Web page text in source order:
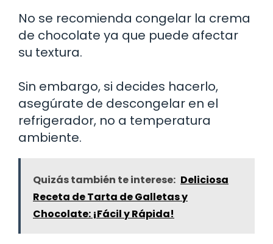
No se recomienda congelar la crema
de chocolate ya que puede afectar
su textura.
Sin embargo, si decides hacerlo,
asegúrate de descongelar en el
refrigerador, no a temperatura
ambiente.
Quizás también te interese: Deliciosa
Receta de Tarta de Galletas y
Chocolate: ¡Fácil y Rápida!